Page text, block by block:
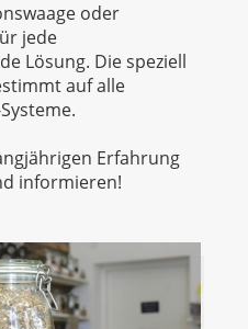
oder
jede
Lösung. Die speziell
auf alle
Erfahrung
informieren!